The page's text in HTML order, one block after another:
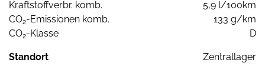
Kraftstoffverbr. komb.
5,9 l/100km
CO2-Emissionen komb.
133 g/km
CO2-Klasse D
Standort Zentrallager